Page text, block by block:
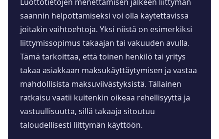
saannin helpottamiseksi voi olla käytettävissä
joitakin vaihtoehtoja. Yksi niistä on esimerkiksi
liittymissopimus takaajan tai vakuuden avulla.
Tämä tarkoittaa, että toinen henkilö tai yritys
takaa asiakkaan maksukäyttäytymisen ja vastaa
mahdollisista maksuviivästyksistä. Tällainen
ratkaisu vaatii kuitenkin oikeaa rehellisyyttä ja
vastuullisuutta, sillä takaaja sitoutuu
taloudellisesti liittymän käyttöön.